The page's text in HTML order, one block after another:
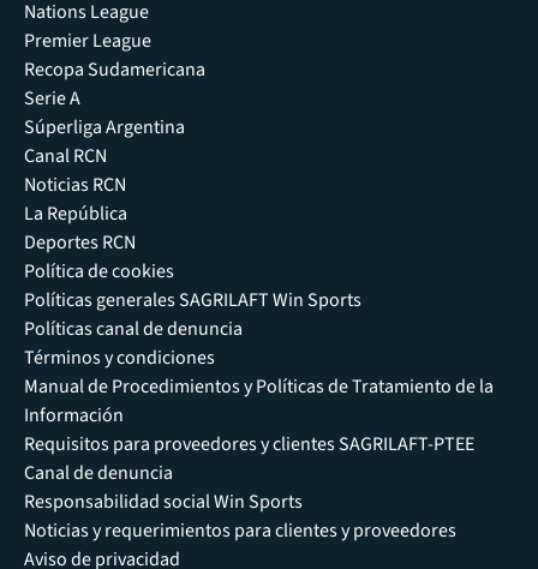
Nations League
Premier League
Recopa Sudamericana
Serie A
Súperliga Argentina
Canal RCN
Noticias RCN
La República
Deportes RCN
Política de cookies
Políticas generales SAGRILAFT Win Sports
Políticas canal de denuncia
Términos y condiciones
Manual de Procedimientos y Políticas de Tratamiento de la
Información
Requisitos para proveedores y clientes SAGRILAFT-PTEE
Canal de denuncia
Responsabilidad social Win Sports
Noticias y requerimientos para clientes y proveedores
Aviso de privacidad